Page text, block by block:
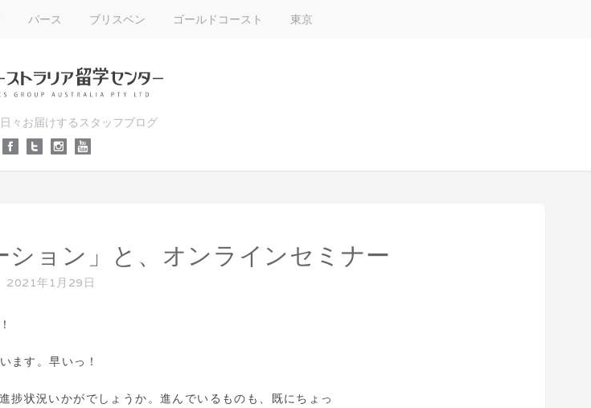
パース ブリスベン ゴールドコースト 東京
々お届けするスタッフブログ
ョン」と、オンラインセミナー
2021年1月29日
ます。早いっ！
捗状況いかがでしょうか。進んでいるものも、既にちょっ